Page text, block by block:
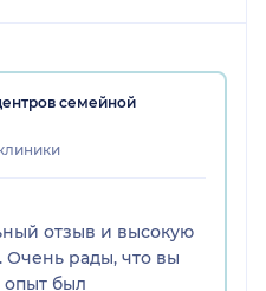
семейной
отзыв и высокую
рады, что вы
опыт был